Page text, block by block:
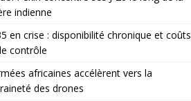
indienne
en crise : disponibilité chronique et coûts
contrôle
africaines accélèrent vers la
des drones